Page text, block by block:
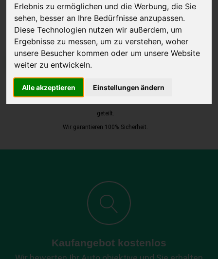
Erlebnis zu ermöglichen und die Werbung, die Sie
sehen, besser an Ihre Bedürfnisse anzupassen.
Diese Technologien nutzen wir außerdem, um
Ergebnisse zu messen, um zu verstehen, woher
unsere Besucher kommen oder um unsere Website
weiter zu entwickeln.
Alle akzeptieren Einstellungen ändern
JETZT KOSTENLOSE BEWERTUNG
Kostenloses Angebot
für den Ankauf Ihres Autos inklusive der
Abholung, auf Wunsch sofort Geld. Ihre Daten werden nicht mit Dritten
geteilt.
Wir garantieren 100% Sicherheit.
Kaufangebot kostenlos